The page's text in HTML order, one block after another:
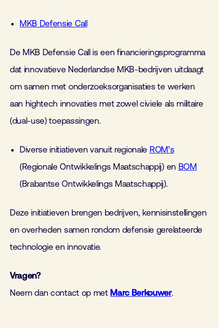
MKB Defensie Call
De MKB Defensie Call is een financieringsprogramma
dat innovatieve Nederlandse MKB-bedrijven uitdaagt
om samen met onderzoeksorganisaties te werken
aan hightech innovaties met zowel civiele als militaire
(dual-use) toepassingen.
Diverse initiatieven vanuit regionale ROM’s
(Regionale Ontwikkelings Maatschappij) en BOM
(Brabantse Ontwikkelings Maatschappij).
Deze initiatieven brengen bedrijven, kennisinstellingen
en overheden samen rondom defensie gerelateerde
technologie en innovatie.
Vragen?
Neem dan contact op met Marc Berkouwer.